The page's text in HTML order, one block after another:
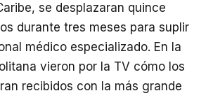
se desplazaran quince
durante tres meses para suplir
médico especializado. En la
vieron por la TV cómo los
recibidos con la más grande